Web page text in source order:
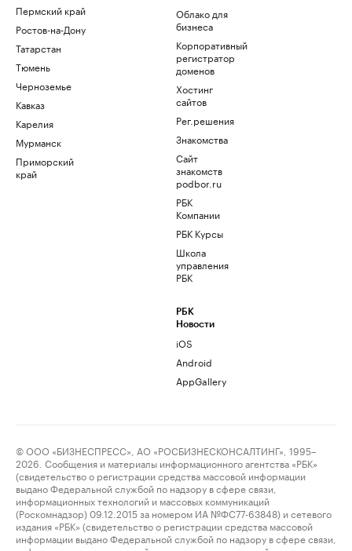
Пермский край
Ростов-на-Дону
Татарстан
Тюмень
Черноземье
Кавказ
Карелия
Мурманск
Приморский
край
Облако для
бизнеса
Корпоративный
регистратор
доменов
Хостинг
сайтов
Рег.решения
Знакомства
Сайт
знакомств
podbor.ru
РБК
Компании
РБК Курсы
Школа
управления
РБК
РБК
Новости
iOS
Android
AppGallery
© ООО «БИЗНЕСПРЕСС», АО «РОСБИЗНЕСКОНСАЛТИНГ», 1995–
2026. Сообщения и материалы информационного агентства «РБК»
(свидетельство о регистрации средства массовой информации
выдано Федеральной службой по надзору в сфере связи,
информационных технологий и массовых коммуникаций
(Роскомнадзор) 09.12.2015 за номером ИА №ФС77-63848) и сетевого
издания «РБК» (свидетельство о регистрации средства массовой
информации выдано Федеральной службой по надзору в сфере связи,